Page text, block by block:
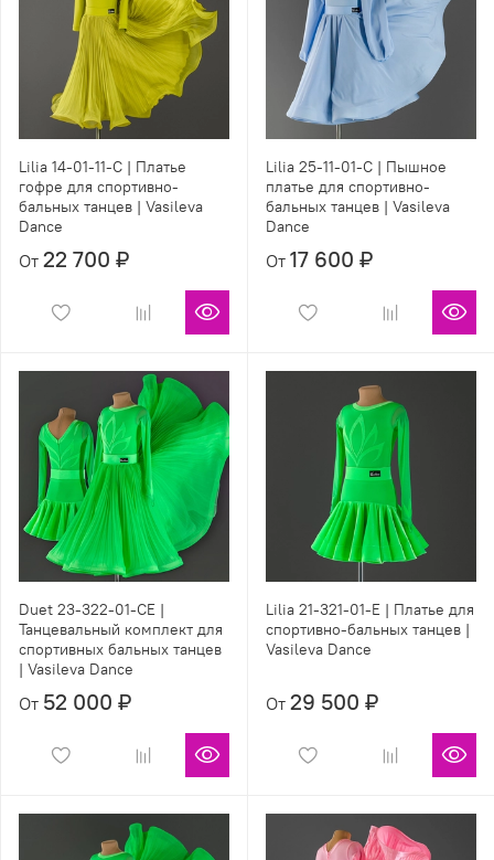
Lilia 14-01-11-С | Платье
гофре для спортивно-
бальных танцев | Vasileva
Dance
От 22 700 ₽
Lilia 25-11-01-С | Пышное
платье для спортивно-
бальных танцев | Vasileva
Dance
От 17 600 ₽
Duet 23-322-01-CE |
Танцевальный комплект для
спортивных бальных танцев
| Vasileva Dance
От 52 000 ₽
Lilia 21-321-01-E | Платье для
спортивно-бальных танцев |
Vasileva Dance
От 29 500 ₽